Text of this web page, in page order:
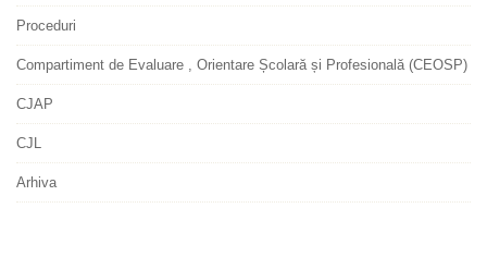
Proceduri
Compartiment de Evaluare , Orientare Școlară și Profesională (CEOSP)
CJAP
CJL
Arhiva